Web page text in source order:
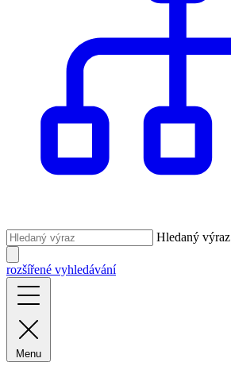
Hledaný výraz
rozšířené vyhledávání
Menu